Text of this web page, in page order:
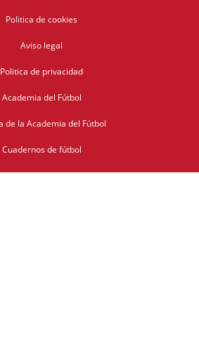
Politica de cookies
Aviso legal
Politica de privacidad
Academia del Fútbol
de la Academia del Fútbol
Cuadernos de fútbol